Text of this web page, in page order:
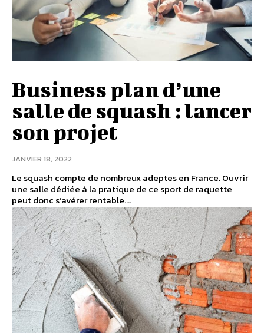
Business plan d’une
salle de squash : lancer
son projet
JANVIER 18, 2022
Le squash compte de nombreux adeptes en France. Ouvrir
une salle dédiée à la pratique de ce sport de raquette
peut donc s’avérer rentable....